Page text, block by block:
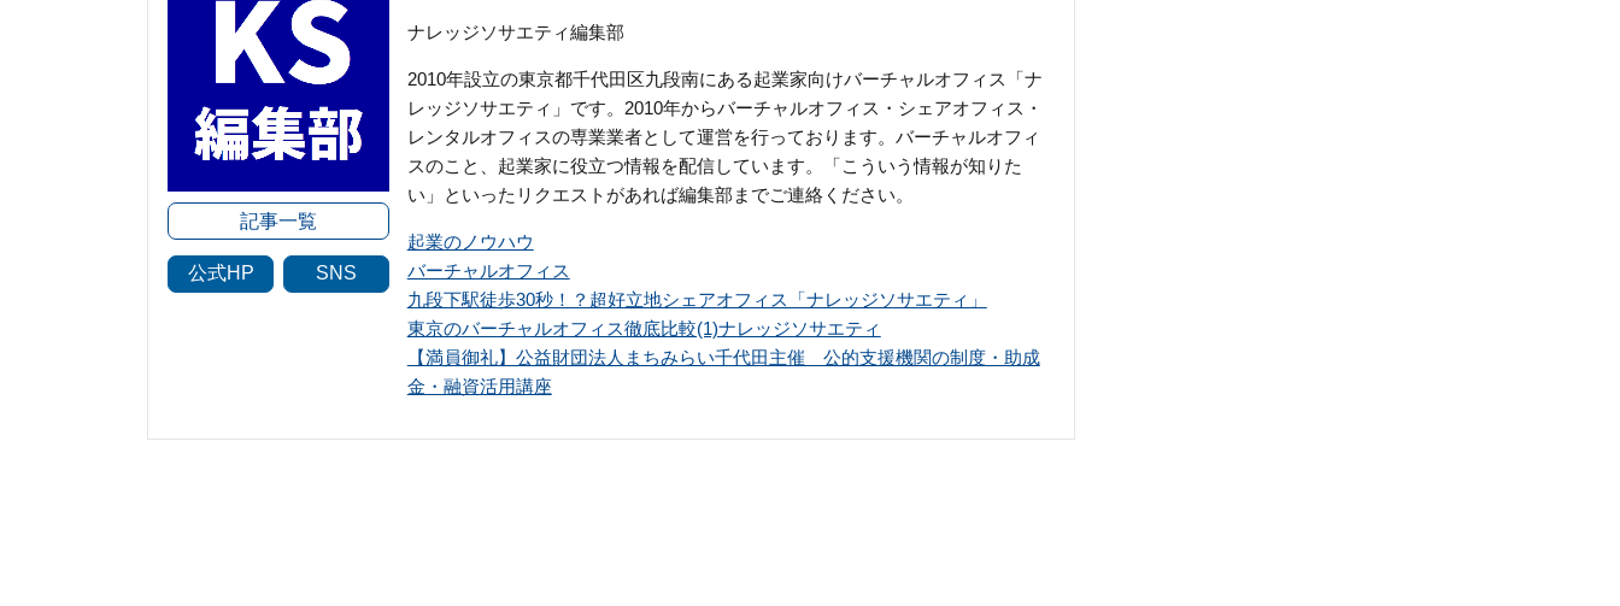
ナレッジソサエティ編集部
2010年設立の東京都千代田区九段南にある起業家向けバーチャルオフィス「ナ
レッジソサエティ」です。2010年からバーチャルオフィス・シェアオフィス・
レンタルオフィスの専業業者として運営を行っております。バーチャルオフィ
スのこと、起業家に役立つ情報を配信しています。「こういう情報が知りた
い」といったリクエストがあれば編集部までご連絡ください。
起業のノウハウ
バーチャルオフィス
九段下駅徒歩30秒！？超好立地シェアオフィス「ナレッジソサエティ」
東京のバーチャルオフィス徹底比較(1)ナレッジソサエティ
【満員御礼】公益財団法人まちみらい千代田主催 公的支援機関の制度・助成
金・融資活用講座
記事一覧
公式HP SNS